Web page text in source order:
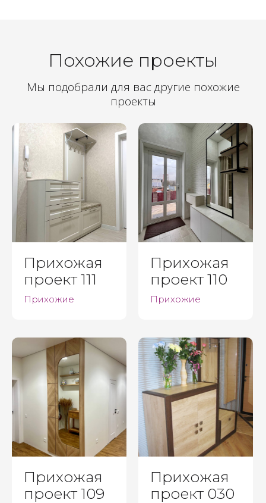
Похожие проекты
Мы подобрали для вас другие похожие
проекты
Прихожая
проект 111
Прихожие
Прихожая
проект 110
Прихожие
Прихожая
проект 109
Прихожая
проект 030